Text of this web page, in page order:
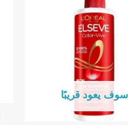
سوف يعود قريبًا